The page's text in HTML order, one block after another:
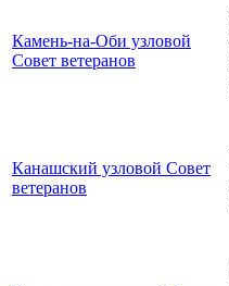
Камень-на-Оби узловой
Совет ветеранов
Канашский узловой Совет
ветеранов